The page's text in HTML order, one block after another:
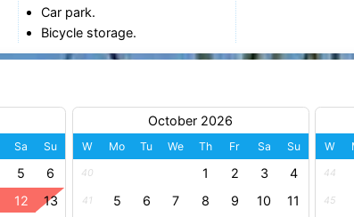
Car park.
Bicycle storage.
Sa Su
5 6
12 13
October 2026
W Mo Tu We Th Fr Sa Su
40 1 2 3 4
41 5 6 7 8 9 10 11
W
44
45